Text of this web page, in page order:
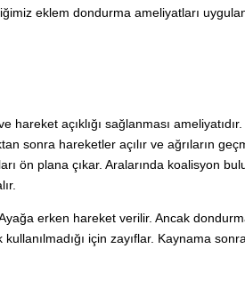
eklem dondurma ameliyatları
açıklığı sağlanması
sonra hareketler açılır ve ağrıların
ön plana çıkar. Aralarında koalisyon
erken hareket verilir. Ancak
için zayıflar. Kaynama